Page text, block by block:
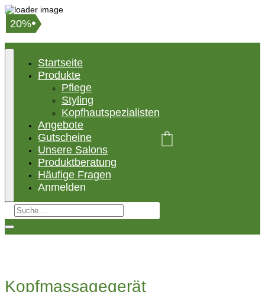
Startseite
Produkte
Pflege
Styling
Kopfhautspezialisten
Angebote
Gutscheine
Unsere Salons
Produktberatung
Häufige Fragen
Anmelden
Kopfmassagegerät
20%
18%
20%